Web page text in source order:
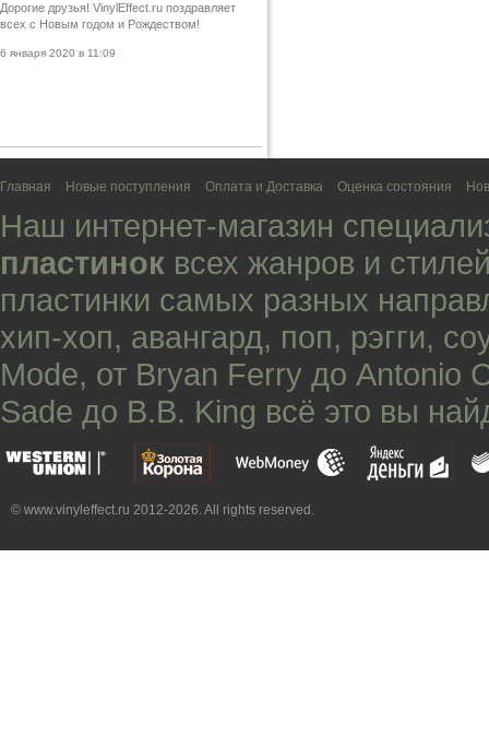
Дорогие друзья! VinylEffect.ru поздравляет
всех с Новым годом и Рождеством!
6 января 2020 в 11:09
Главная Новые поступления Оплата и Доставка Оценка состояния
Наш интернет-магазин
пластинок всех жанров и
пластинки самых разных
хип-хоп, авангард, поп, рэгги,
Mode, от Bryan Ferry до Antonio
Sade до B.B. King всё это вы
© www.vinyleffect.ru 2012-2026. All rights reserved.